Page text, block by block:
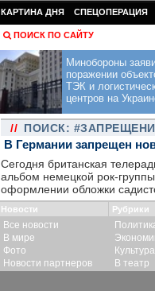
КАРТИНА ДНЯ СПЕЦОПЕРАЦИЯ
ПОИСК ПО САЙТУ
Минобороны
поражении
ТЭК и
центров на
// ПОИСК:
В Германии запрещен
Сегодня британская
альбом немецкой рок-
оформлении обложки
Новости
Все новости
В мире
Фото
Новости партнеров
Рубрики
Культура
В театр